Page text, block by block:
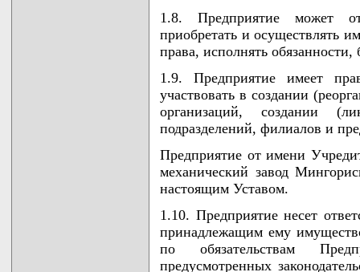
1.8. Предприятие может
приобретать и осуществлять
права, исполнять
1.9. Предприятие имеет
участвовать в создании
организаций, создании
подразделений, филиалов и
Предприятие от имени
механический завод
настоящим Уставом.
1.10. Предприятие несет
принадлежащим ему
по обязательствам
предусмотренных